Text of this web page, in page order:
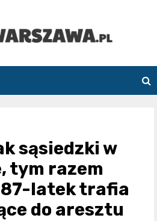
sąsiedzki w
tym razem
87-latek trafia
do aresztu